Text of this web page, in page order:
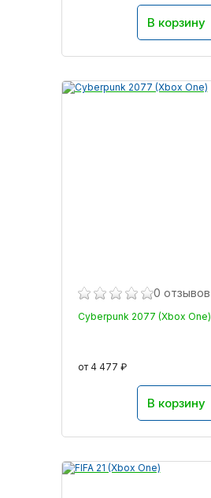
В корзину
0 отзывов
Cyberpunk 2077 (Xbox One)
от 4 477 ₽
В корзину